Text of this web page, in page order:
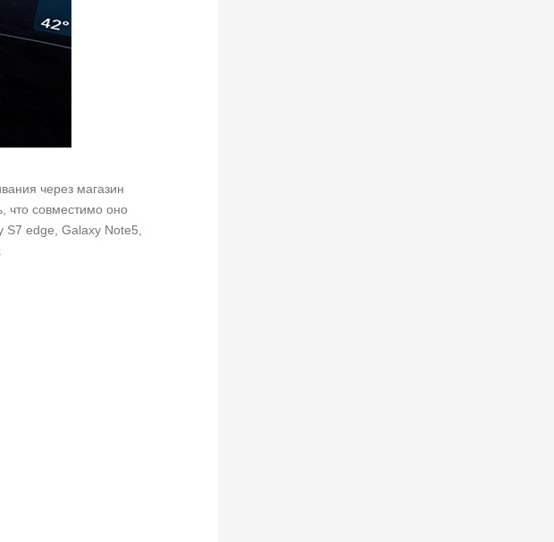
через магазин
что совместимо оно
edge, Galaxy Note5,